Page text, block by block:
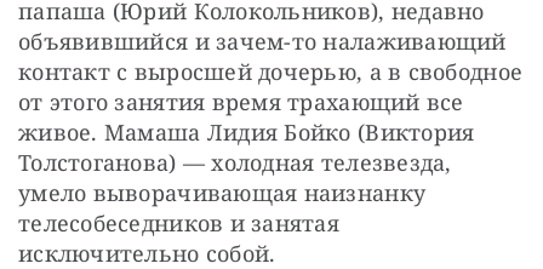
папаша (Юрий Колокольников), недавно
объявившийся и зачем-то налаживающий
контакт с выросшей дочерью, а в свободное
от этого занятия время трахающий все
живое. Мамаша Лидия Бойко (Виктория
Толстоганова) — холодная телезвезда,
умело выворачивающая наизнанку
телесобеседников и занятая
исключительно собой.